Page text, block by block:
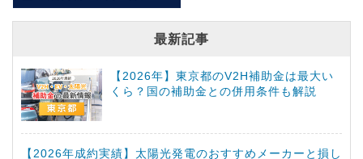
最新記事
【2026年】東京都のV2H補助金は最大い
くら？国の補助金との併用条件も解説
【2026年成約実績】太陽光発電のおすすめメーカーと損し